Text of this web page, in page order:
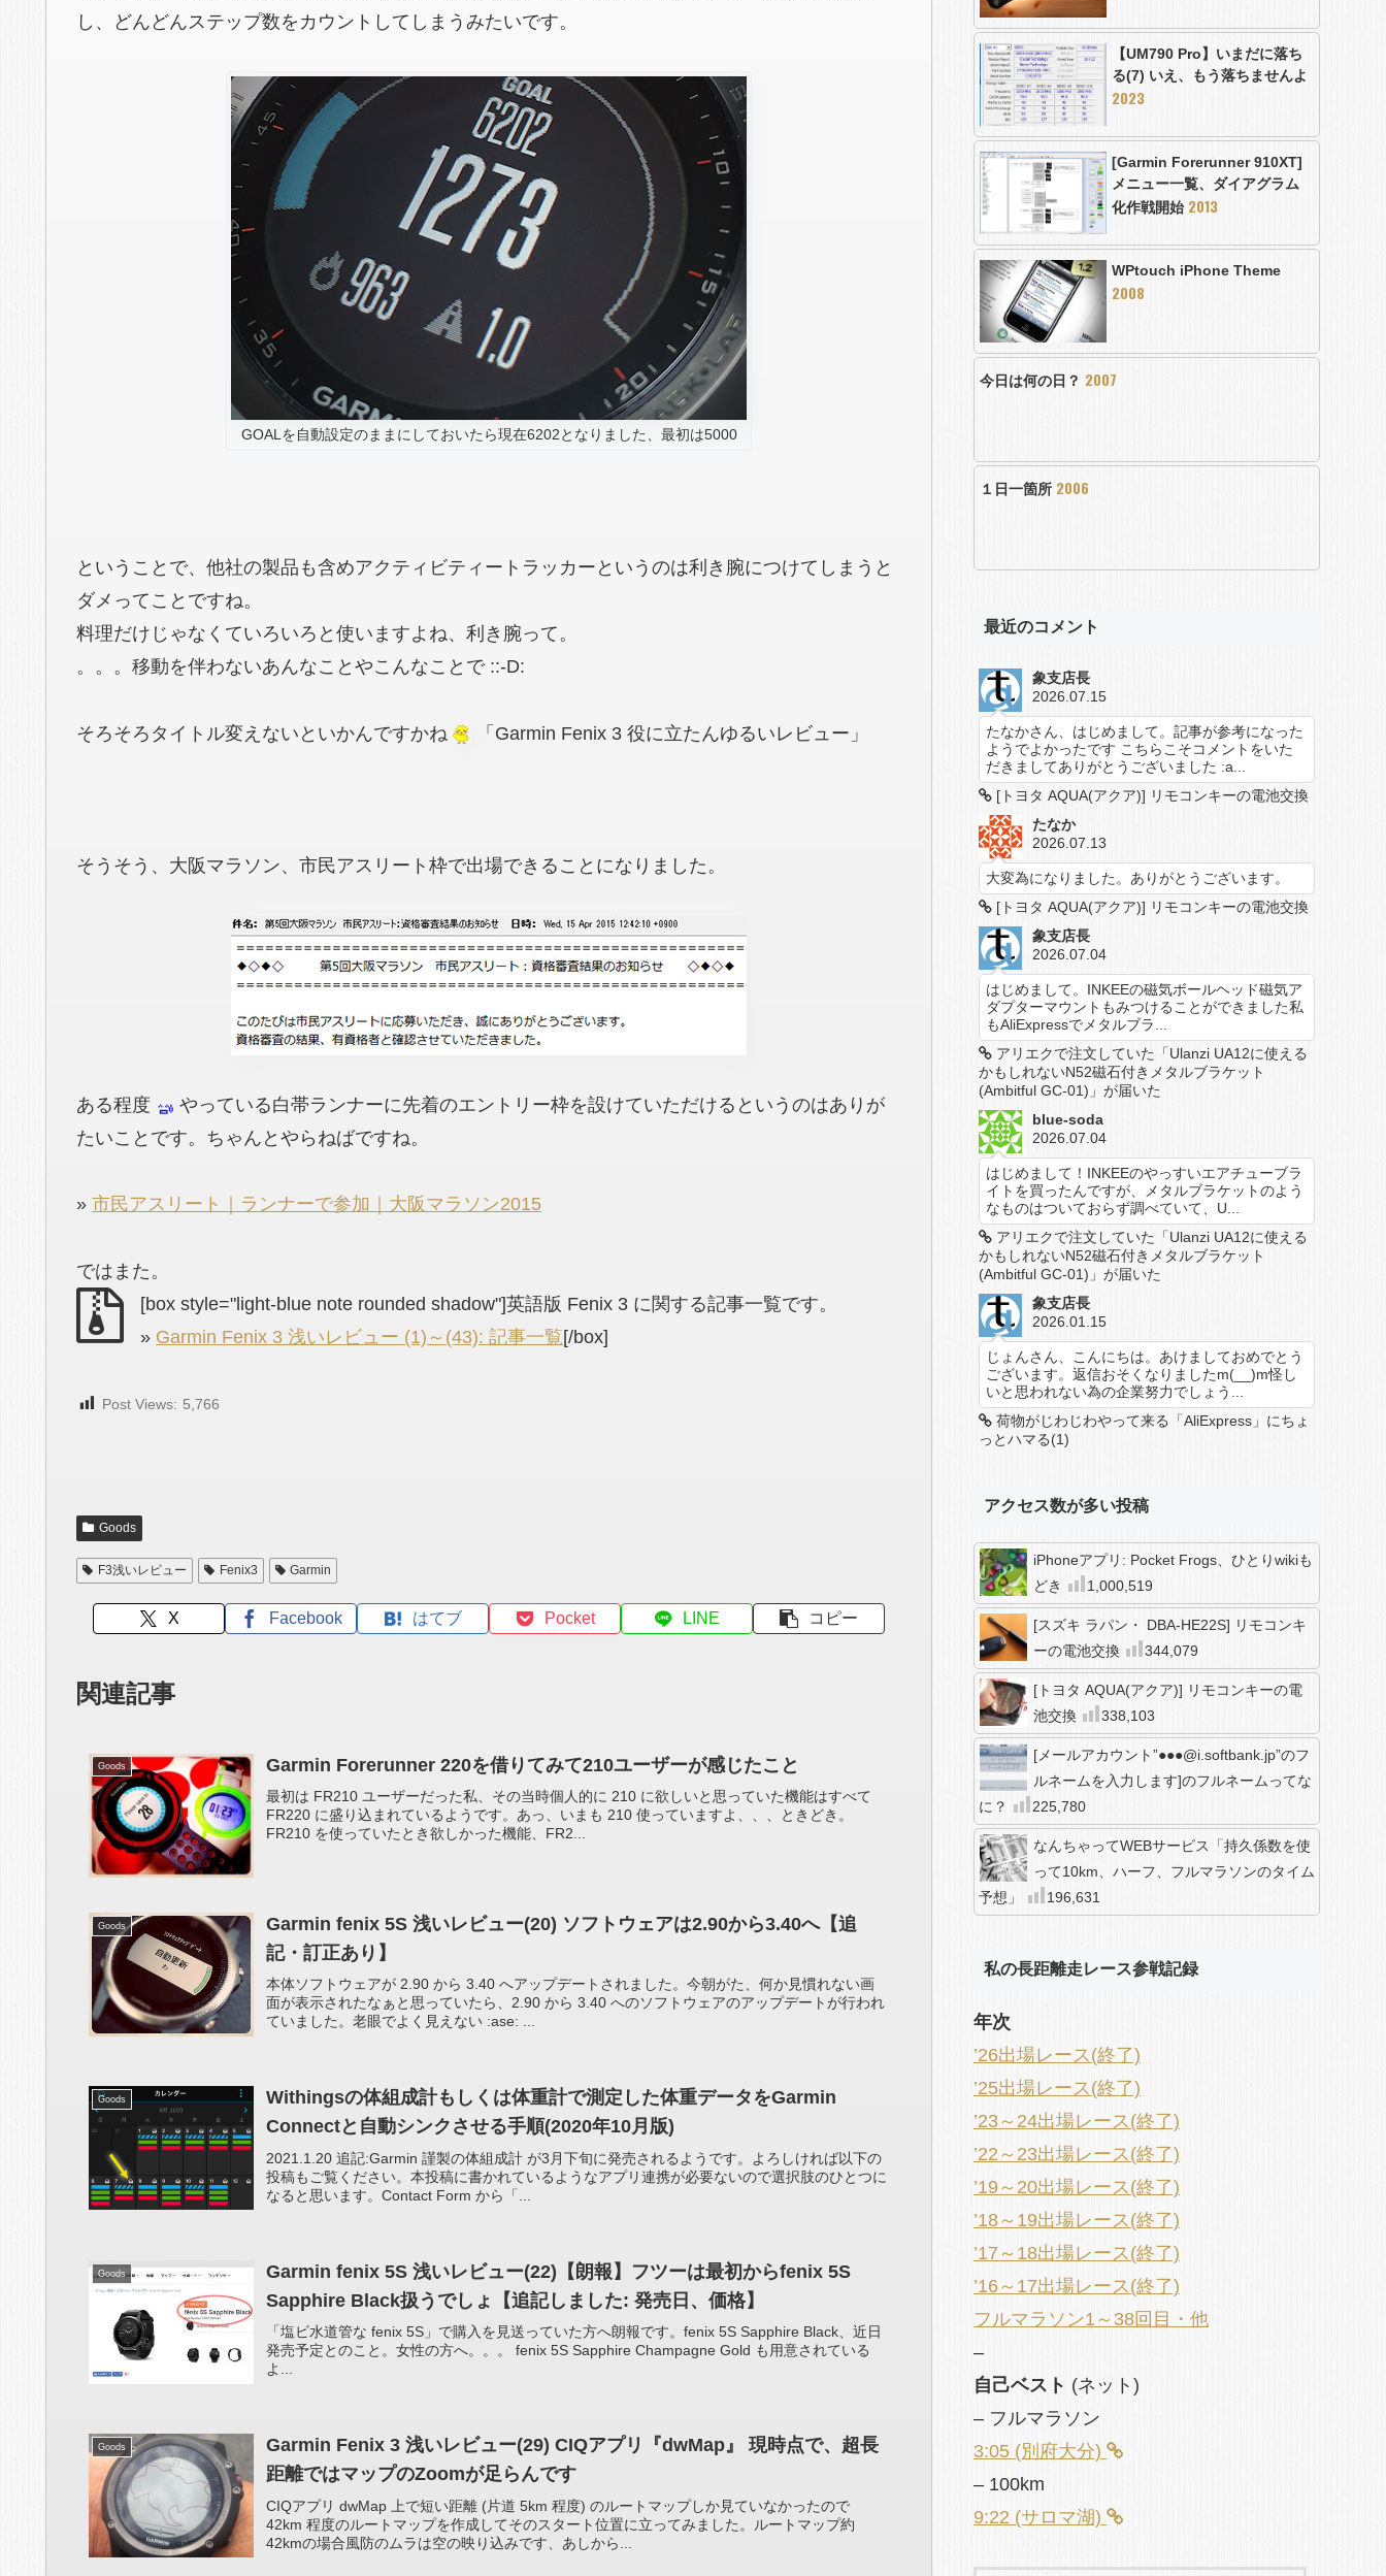
し、どんどんステップ数をカウントしてしまうみたいです。
GOALを自動設定のままにしておいたら現在6202となりました、最初は5000
ということで、他社の製品も含めアクティビティートラッカーというのは利き腕につけてしまうと
ダメってことですね。
料理だけじゃなくていろいろと使いますよね、利き腕って。
。。。移動を伴わないあんなことやこんなことで ::-D:
そろそろタイトル変えないといかんですかね 「Garmin Fenix 3 役に立たんゆるいレビュー」
そうそう、大阪マラソン、市民アスリート枠で出場できることになりました。
ある程度
やっている白帯ランナーに先着のエントリー枠を設けていただけるというのはありが
たいことです。ちゃんとやらねばですね。
» 市民アスリート｜ランナーで参加｜大阪マラソン2015
ではまた。
[box style="light-blue note rounded shadow"]英語版 Fenix 3 に関する記事一覧です。
» Garmin Fenix 3 浅いレビュー (1)～(43): 記事一覧[/box]
Post Views: 5,766
Goods
F3浅いレビュー Fenix3 Garmin
X Facebook はてブ Pocket LINE コピー
関連記事
Goods Garmin Forerunner 220を借りてみて210ユーザーが感じたこと
最初は FR210 ユーザーだった私、その当時個人的に 210 に欲しいと思っていた機能はすべて
FR220 に盛り込まれているようです。あっ、いまも 210 使っていますよ、、、ときどき。
FR210 を使っていたとき欲しかった機能、FR2...
Goods
Garmin fenix 5S 浅いレビュー(20) ソフトウェアは2.90から3.40へ【追
記・訂正あり】
本体ソフトウェアが 2.90 から 3.40 へアップデートされました。今朝がた、何か見慣れない画
面が表示されたなぁと思っていたら、2.90 から 3.40 へのソフトウェアのアップデートが行われ
ていました。老眼でよく見えない :ase: ...
Goods
Withingsの体組成計もしくは体重計で測定した体重データをGarmin
Connectと自動シンクさせる手順(2020年10月版)
2021.1.20 追記:Garmin 謹製の体組成計 が3月下旬に発売されるようです。よろしければ以下の
投稿もご覧ください。本投稿に書かれているようなアプリ連携が必要ないので選択肢のひとつに
なると思います。Contact Form から「...
Goods
Garmin fenix 5S 浅いレビュー(22)【朗報】フツーは最初からfenix 5S
Sapphire Black扱うでしょ【追記しました: 発売日、価格】
「塩ビ水道管な fenix 5S」で購入を見送っていた方へ朗報です。fenix 5S Sapphire Black、近日
発売予定とのこと。女性の方へ。。。 fenix 5S Sapphire Champagne Gold も用意されている
よ...
Goods
Garmin Fenix 3 浅いレビュー(29) CIQアプリ『dwMap』 現時点で、超長
距離ではマップのZoomが足らんです
CIQアプリ dwMap 上で短い距離 (片道 5km 程度) のルートマップしか見ていなかったので
42km 程度のルートマップを作成してそのスタート位置に立ってみました。ルートマップ約
42kmの場合風防のムラは空の映り込みです、あしから...
【UM790 Pro】いまだに落ち
る(7) いえ、もう落ちませんよ
2023
[Garmin Forerunner 910XT]
メニュー一覧、ダイアグラム
化作戦開始 2013
WPtouch iPhone Theme
2008
今日は何の日？ 2007
１日一箇所 2006
最近のコメント
象支店長
2026.07.15
たなかさん、はじめまして。記事が参考になった
ようでよかったです こちらこそコメントをいた
だきましてありがとうございました :a...
[トヨタ AQUA(アクア)] リモコンキーの電池交換
たなか
2026.07.13
大変為になりました。ありがとうございます。
[トヨタ AQUA(アクア)] リモコンキーの電池交換
象支店長
2026.07.04
はじめまして。INKEEの磁気ボールヘッド磁気ア
ダプターマウントもみつけることができました私
もAliExpressでメタルブラ...
アリエクで注文していた「Ulanzi UA12に使える
かもしれないN52磁石付きメタルブラケット
(Ambitful GC-01)」が届いた
blue-soda
2026.07.04
はじめまして！INKEEのやっすいエアチューブラ
イトを買ったんですが、メタルブラケットのよう
なものはついておらず調べていて、U...
アリエクで注文していた「Ulanzi UA12に使える
かもしれないN52磁石付きメタルブラケット
(Ambitful GC-01)」が届いた
象支店長
2026.01.15
じょんさん、こんにちは。あけましておめでとう
ございます。返信おそくなりましたm(__)m怪し
いと思われない為の企業努力でしょう...
荷物がじわじわやって来る「AliExpress」にちょ
っとハマる(1)
アクセス数が多い投稿
iPhoneアプリ: Pocket Frogs、ひとりwikiも
どき
1,000,519
[スズキ ラパン・ DBA-HE22S] リモコンキ
ーの電池交換
344,079
[トヨタ AQUA(アクア)] リモコンキーの電
池交換
338,103
[メールアカウント”●●●@i.softbank.jp”のフ
ルネームを入力します]のフルネームってな
に？
225,780
なんちゃってWEBサービス「持久係数を使
って10km、ハーフ、フルマラソンのタイム
予想」
196,631
私の長距離走レース参戦記録
年次
’26出場レース(終了)
’25出場レース(終了)
’23～24出場レース(終了)
’22～23出場レース(終了)
’19～20出場レース(終了)
’18～19出場レース(終了)
’17～18出場レース(終了)
’16～17出場レース(終了)
フルマラソン1～38回目・他
–
自己ベスト (ネット)
– フルマラソン
3:05 (別府大分)
– 100km
9:22 (サロマ湖)